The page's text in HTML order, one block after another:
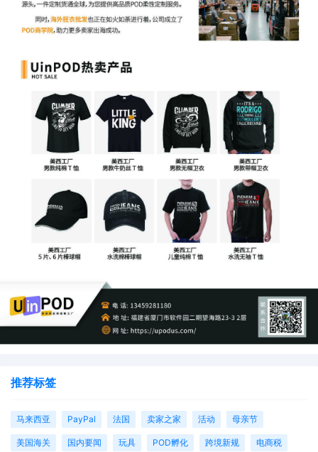
推荐标签
马来西亚 PayPal 法国 卖家之家 活动 母亲节
美国海关 国内要闻 玩具 POD孵化 跨境新规 电商税